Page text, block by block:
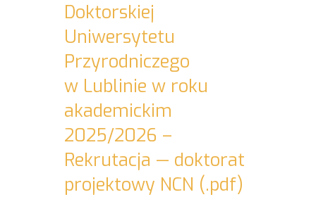
Doktorskiej
Uniwersytetu
Przyrodniczego
w Lublinie w roku
akademickim
2025/2026 –
Rekrutacja — doktorat
projektowy NCN (.pdf)